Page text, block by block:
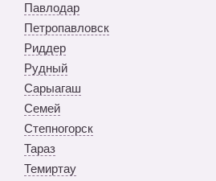
Павлодар
Петропавловск
Риддер
Рудный
Сарыагаш
Семей
Степногорск
Тараз
Темиртау